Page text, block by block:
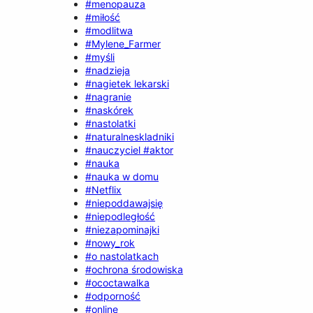
#menopauza
#miłość
#modlitwa
#Mylene_Farmer
#myśli
#nadzieja
#nagietek lekarski
#nagranie
#naskórek
#nastolatki
#naturalneskladniki
#nauczyciel #aktor
#nauka
#nauka w domu
#Netflix
#niepoddawajsię
#niepodległość
#niezapominajki
#nowy_rok
#o nastolatkach
#ochrona środowiska
#ococtawalka
#odporność
#online